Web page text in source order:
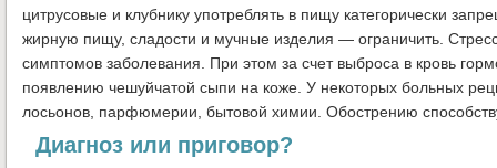
цитрусовые и клубнику употреблять в пищу категорически
жирную пищу, сладости и мучные изделия — ограничить.
симптомов заболевания. При этом за счет выброса в кровь
появлению чешуйчатой сыпи на коже. У некоторых больных
лосьонов, парфюмерии, бытовой химии. Обострению
Диагноз или приговор?